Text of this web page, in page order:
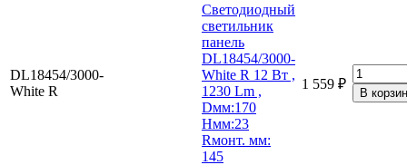
DL18454/3000-
White R
Светодиодный
светильник
панель
DL18454/3000-
White R 12 Вт ,
1230 Lm ,
Dмм:170
Hмм:23
Rмонт. мм:
145
1 559 ₽